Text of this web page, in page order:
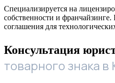
Специализируется на
собственности и
соглашения для
Консультация
товарного знака в